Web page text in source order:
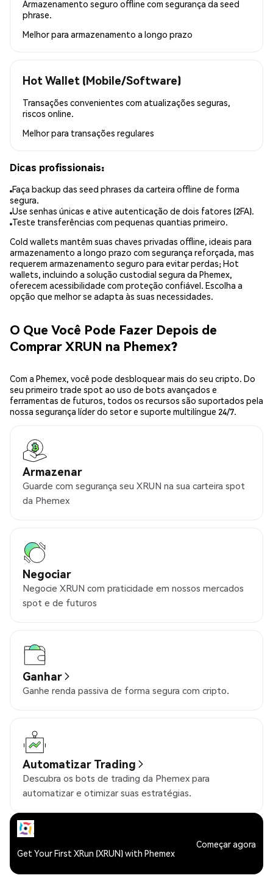
Armazenamento seguro offline com segurança da seed
phrase.
Melhor para armazenamento a longo prazo
Hot Wallet (Mobile/Software)
Transações convenientes com atualizações seguras,
riscos online.
Melhor para transações regulares
Dicas profissionais:
Faça backup das seed phrases da carteira offline de forma
segura.
Use senhas únicas e ative autenticação de dois fatores (2FA).
Teste transferências com pequenas quantias primeiro.
Cold wallets mantêm suas chaves privadas offline, ideais para
armazenamento a longo prazo com segurança reforçada, mas
requerem armazenamento seguro para evitar perdas; Hot
wallets, incluindo a solução custodial segura da Phemex,
oferecem acessibilidade com proteção confiável. Escolha a
opção que melhor se adapta às suas necessidades.
O Que Você Pode Fazer Depois de
Comprar XRUN na Phemex?
Com a Phemex, você pode desbloquear mais do seu cripto. Do
seu primeiro trade spot ao uso de bots avançados e
ferramentas de futuros, todos os recursos são suportados pela
nossa segurança líder do setor e suporte multilíngue 24/7.
Armazenar
Guarde com segurança seu XRUN na sua carteira spot
da Phemex
Negociar
Negocie XRUN com praticidade em nossos mercados
spot e de futuros
Ganhar
Ganhe renda passiva de forma segura com cripto.
Automatizar Trading
Descubra os bots de trading da Phemex para
automatizar e otimizar suas estratégias.
Get Your First XRun (XRUN) with Phemex
Começar agora